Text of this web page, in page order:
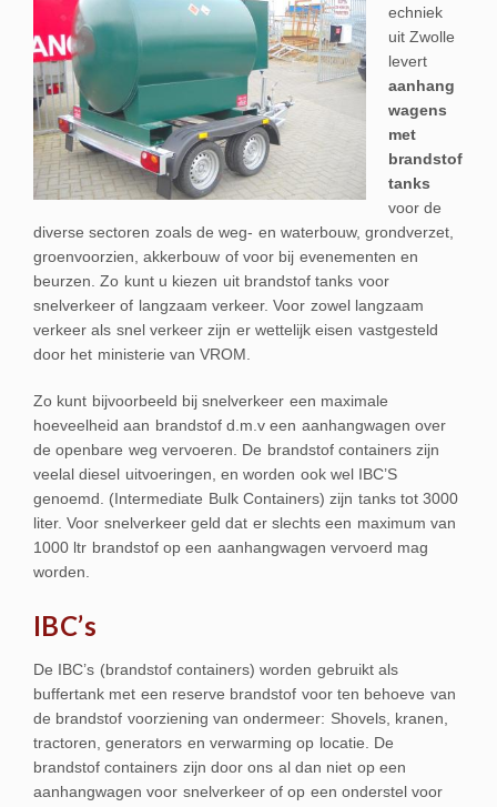
echniek
uit Zwolle
levert
aanhang
wagens
met
brandstof
tanks
voor de
diverse sectoren zoals de weg- en waterbouw, grondverzet,
groenvoorzien, akkerbouw of voor bij evenementen en
beurzen. Zo kunt u kiezen uit brandstof tanks voor
snelverkeer of langzaam verkeer. Voor zowel langzaam
verkeer als snel verkeer zijn er wettelijk eisen vastgesteld
door het ministerie van VROM.
Zo kunt bijvoorbeeld bij snelverkeer een maximale
hoeveelheid aan brandstof d.m.v een aanhangwagen over
de openbare weg vervoeren. De brandstof containers zijn
veelal diesel uitvoeringen, en worden ook wel IBC’S
genoemd. (Intermediate Bulk Containers) zijn tanks tot 3000
liter. Voor snelverkeer geld dat er slechts een maximum van
1000 ltr brandstof op een aanhangwagen vervoerd mag
worden.
IBC’s
De IBC’s (brandstof containers) worden gebruikt als
buffertank met een reserve brandstof voor ten behoeve van
de brandstof voorziening van ondermeer: Shovels, kranen,
tractoren, generators en verwarming op locatie. De
brandstof containers zijn door ons al dan niet op een
aanhangwagen voor snelverkeer of op een onderstel voor